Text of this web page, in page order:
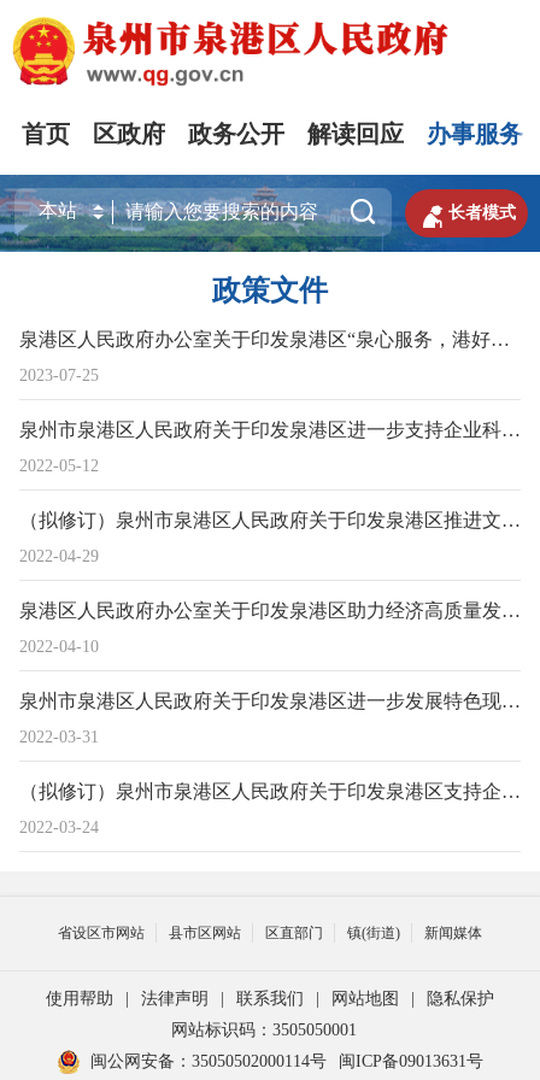
首页 区政府 政务公开 解读回应 办事服务
  长者模式
政策文件
2023-07-25
泉港区人民政府办公室关于印发泉港区“泉心服务，港好有你”服务企业若干措施（第一批）的通知
2022-05-12
泉州市泉港区人民政府关于印发泉港区进一步支持企业科技创新促进高质量发展实施意见的通知
2022-04-29
（拟修订）泉州市泉港区人民政府关于印发泉港区推进文化旅游业高质量发展扶持政策的通知
2022-04-10
泉港区人民政府办公室关于印发泉港区助力经济高质量发展要素保障的若干措施的通知
2022-03-31
泉州市泉港区人民政府关于印发泉港区进一步发展特色现代农业的若干措施的通知
2022-03-24
（拟修订）泉州市泉港区人民政府关于印发泉港区支持企业改制挂牌上市实现高质量发展若干措施的通知
省设区市网站 县市区网站 区直部门 镇(街道) 新闻媒体
使用帮助 | 法律声明 | 联系我们 | 网站地图 |
隐私保护
网站标识码：3505050001
闽公网安备：35050502000114号
闽ICP备09013631号